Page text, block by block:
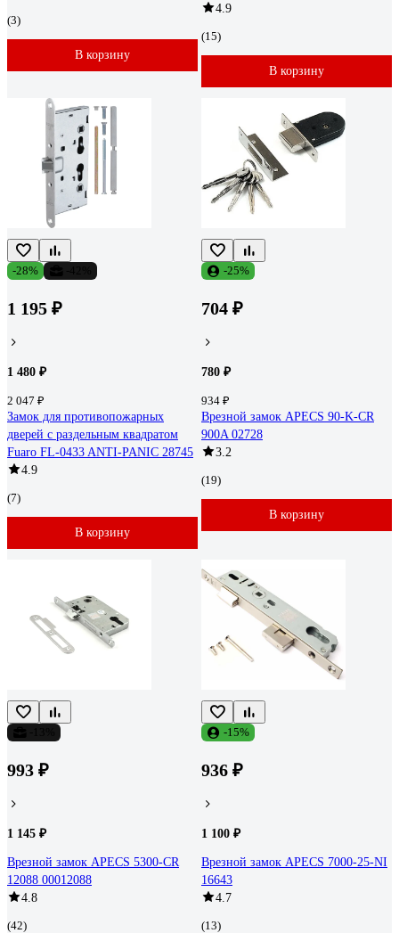
(3)
В корзину
4.9
(15)
В корзину
-28%
1 195 ₽
1 480 ₽
2 047 ₽
Замок для противопожарных
дверей с раздельным квадратом
Fuaro FL-0433 ANTI-PANIC 28745
4.9
(7)
В корзину
-25%
704 ₽
780 ₽
934 ₽
Врезной замок APECS 90-K-CR
900A 02728
3.2
(19)
В корзину
993 ₽
1 145 ₽
Врезной замок APECS 5300-CR
12088 00012088
4.8
(42)
-15%
936 ₽
1 100 ₽
Врезной замок APECS 7000-25-NI
16643
4.7
(13)